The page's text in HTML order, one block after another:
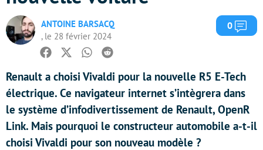
ANTOINE BARSACQ
, le 28 février 2024
0
Facebook
TwitterWhatsapp
Reddit
Renault a choisi Vivaldi pour la nouvelle R5 E-Tech
électrique. Ce navigateur internet s’intègrera dans
le système d’infodivertissement de Renault, OpenR
Link. Mais pourquoi le constructeur automobile a-t-il
choisi Vivaldi pour son nouveau modèle ?